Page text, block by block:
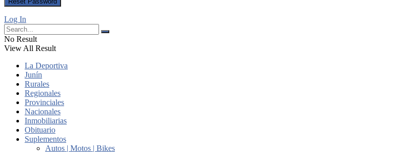
Log In
No Result
View All Result
La Deportiva
Junín
Rurales
Regionales
Provinciales
Nacionales
Inmobiliarias
Obituario
Suplementos
Autos | Motos | Bikes